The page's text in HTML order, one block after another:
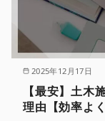
2025年12月17日
【最安】土木
理由【効率よ